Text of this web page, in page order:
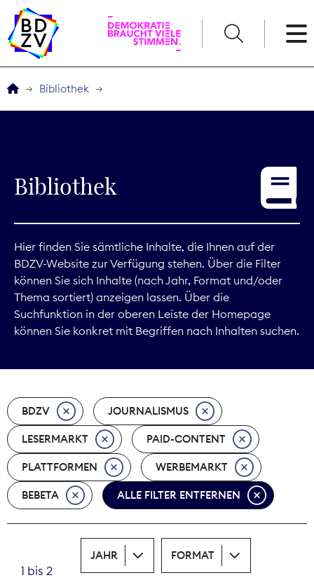
Service
Digitales
Kommunikation
Marktdaten
Nachhaltigkeit
Nachwuchs
Nova Award
Bibliothek
Bibliothek
Hier finden Sie sämtliche Inhalte, die Ihnen auf der
BDZV-Website zur Verfügung stehen. Über die Filter
können Sie sich Inhalte (nach Jahr, Format und/oder
Thema sortiert) anzeigen lassen. Über die
Suchfunktion in der oberen Leiste der Homepage
können Sie konkret mit Begriffen nach Inhalten suchen.
BDZV JOURNALISMUS
LESERMARKT PAID-CONTENT
PLATTFORMEN WERBEMARKT
BEBETA ALLE FILTER ENTFERNEN
1 bis 2
JAHR FORMAT